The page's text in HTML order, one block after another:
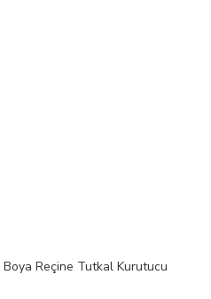
Reçine Tutkal Kurutucu